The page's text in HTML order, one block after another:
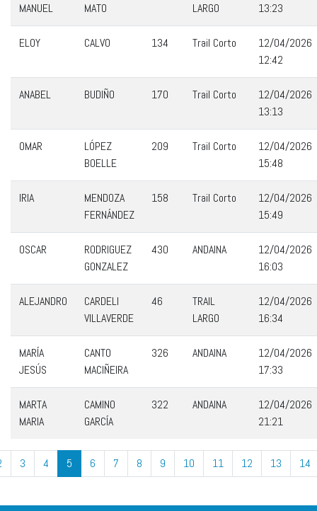
MANUEL
MATO
LARGO
13:23
ELOY CALVO 134 Trail Corto
12/04/2026
12:42
ANABEL BUDIÑO 170 Trail Corto
12/04/2026
13:13
OMAR
LÓPEZ
BOELLE
209 Trail Corto
12/04/2026
15:48
IRIA
MENDOZA
FERNÁNDEZ
158 Trail Corto
12/04/2026
15:49
OSCAR
RODRIGUEZ
GONZALEZ
430 ANDAINA
12/04/2026
16:03
ALEJANDRO
CARDELI
VILLAVERDE
46
TRAIL
LARGO
12/04/2026
16:34
MARÍA
JESÚS
CANTO
MACIÑEIRA
326 ANDAINA
12/04/2026
17:33
MARTA
MARIA
CAMINO
GARCÍA
322 ANDAINA
12/04/2026
21:21
3 4 5 6 7 8 9 10 11 12 13 14